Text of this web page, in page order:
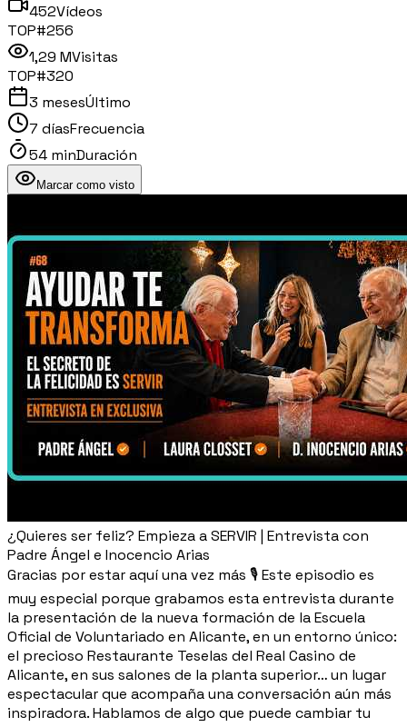
452Vídeos
TOP#256
1,29 MVisitas
TOP#320
3 mesesÚltimo
7 díasFrecuencia
54 minDuración
Marcar como visto
¿Quieres ser feliz? Empieza a SERVIR | Entrevista con
Padre Ángel e Inocencio Arias
Gracias por estar aquí una vez más 🎙️ Este episodio es
muy especial porque grabamos esta entrevista durante
la presentación de la nueva formación de la Escuela
Oficial de Voluntariado en Alicante, en un entorno único:
el precioso Restaurante Teselas del Real Casino de
Alicante, en sus salones de la planta superior… un lugar
espectacular que acompaña una conversación aún más
inspiradora. Hablamos de algo que puede cambiar tu